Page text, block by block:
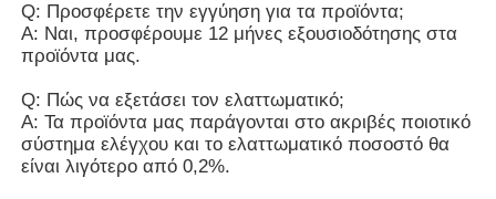
Q: Προσφέρετε την εγγύηση για τα προϊόντα;
Α: Ναι, προσφέρουμε 12 μήνες εξουσιοδότησης στα
προϊόντα μας.
Q: Πώς να εξετάσει τον ελαττωματικό;
Α: Τα προϊόντα μας παράγονται στο ακριβές ποιοτικό
σύστημα ελέγχου και το ελαττωματικό ποσοστό θα
είναι λιγότερο από 0,2%.